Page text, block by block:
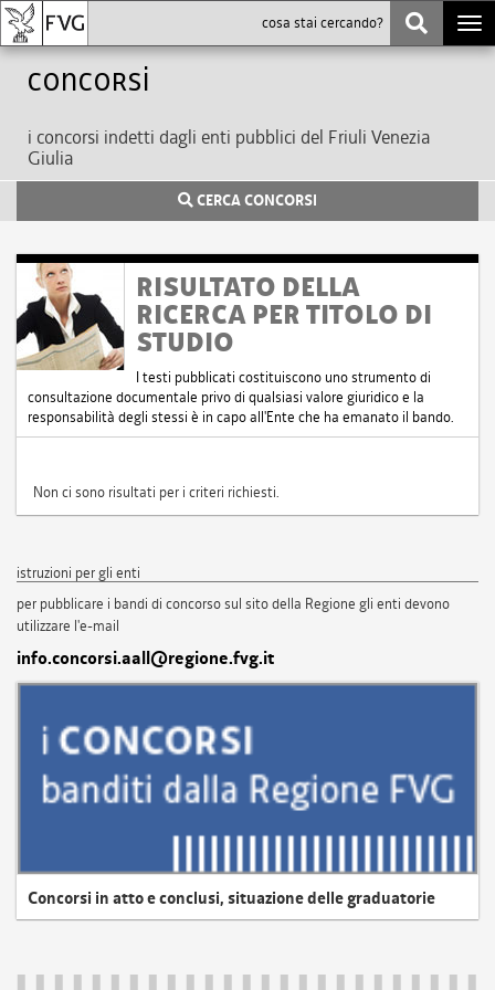
Concorsi
i concorsi indetti dagli enti pubblici del Friuli Venezia
Giulia
CERCA CONCORSI
RISULTATO DELLA
RICERCA PER TITOLO DI
STUDIO
I testi pubblicati costituiscono uno strumento di
consultazione documentale privo di qualsiasi valore giuridico e la
responsabilità degli stessi è in capo all'Ente che ha emanato il bando.
Non ci sono risultati per i criteri richiesti.
istruzioni per gli enti
per pubblicare i bandi di concorso sul sito della Regione gli enti devono
utilizzare l'e-mail
info.concorsi.aall@regione.fvg.it
Concorsi in atto e conclusi, situazione delle graduatorie